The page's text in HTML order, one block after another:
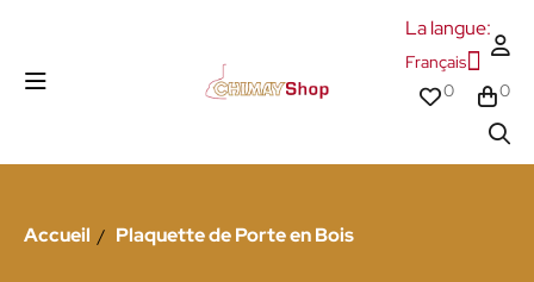
La langue:
Français
0
0
Accueil Plaquette de Porte en Bois